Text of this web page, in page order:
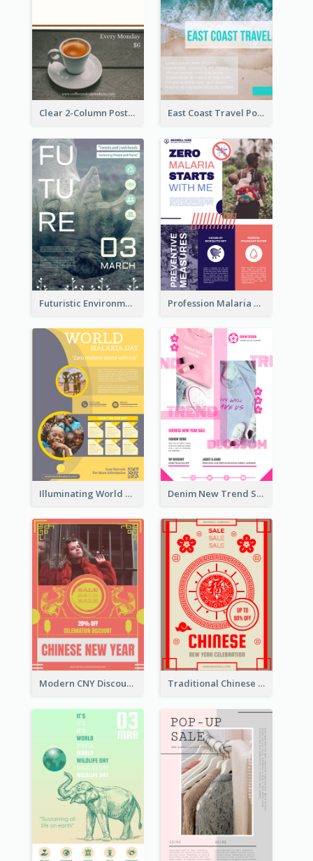
Clear 2-Column Poster With Photo East Coast Travel Poster In Green Colour Tone
Futuristic Environmentally Friendly Messages Poster Design Profession Malaria Prevention Poster Design
Illuminating World Malaria Day Promotion Poster Design Denim New Trend Sale Poster
Modern CNY Discount Poster Design Traditional Chinese New Year Promotional Designs